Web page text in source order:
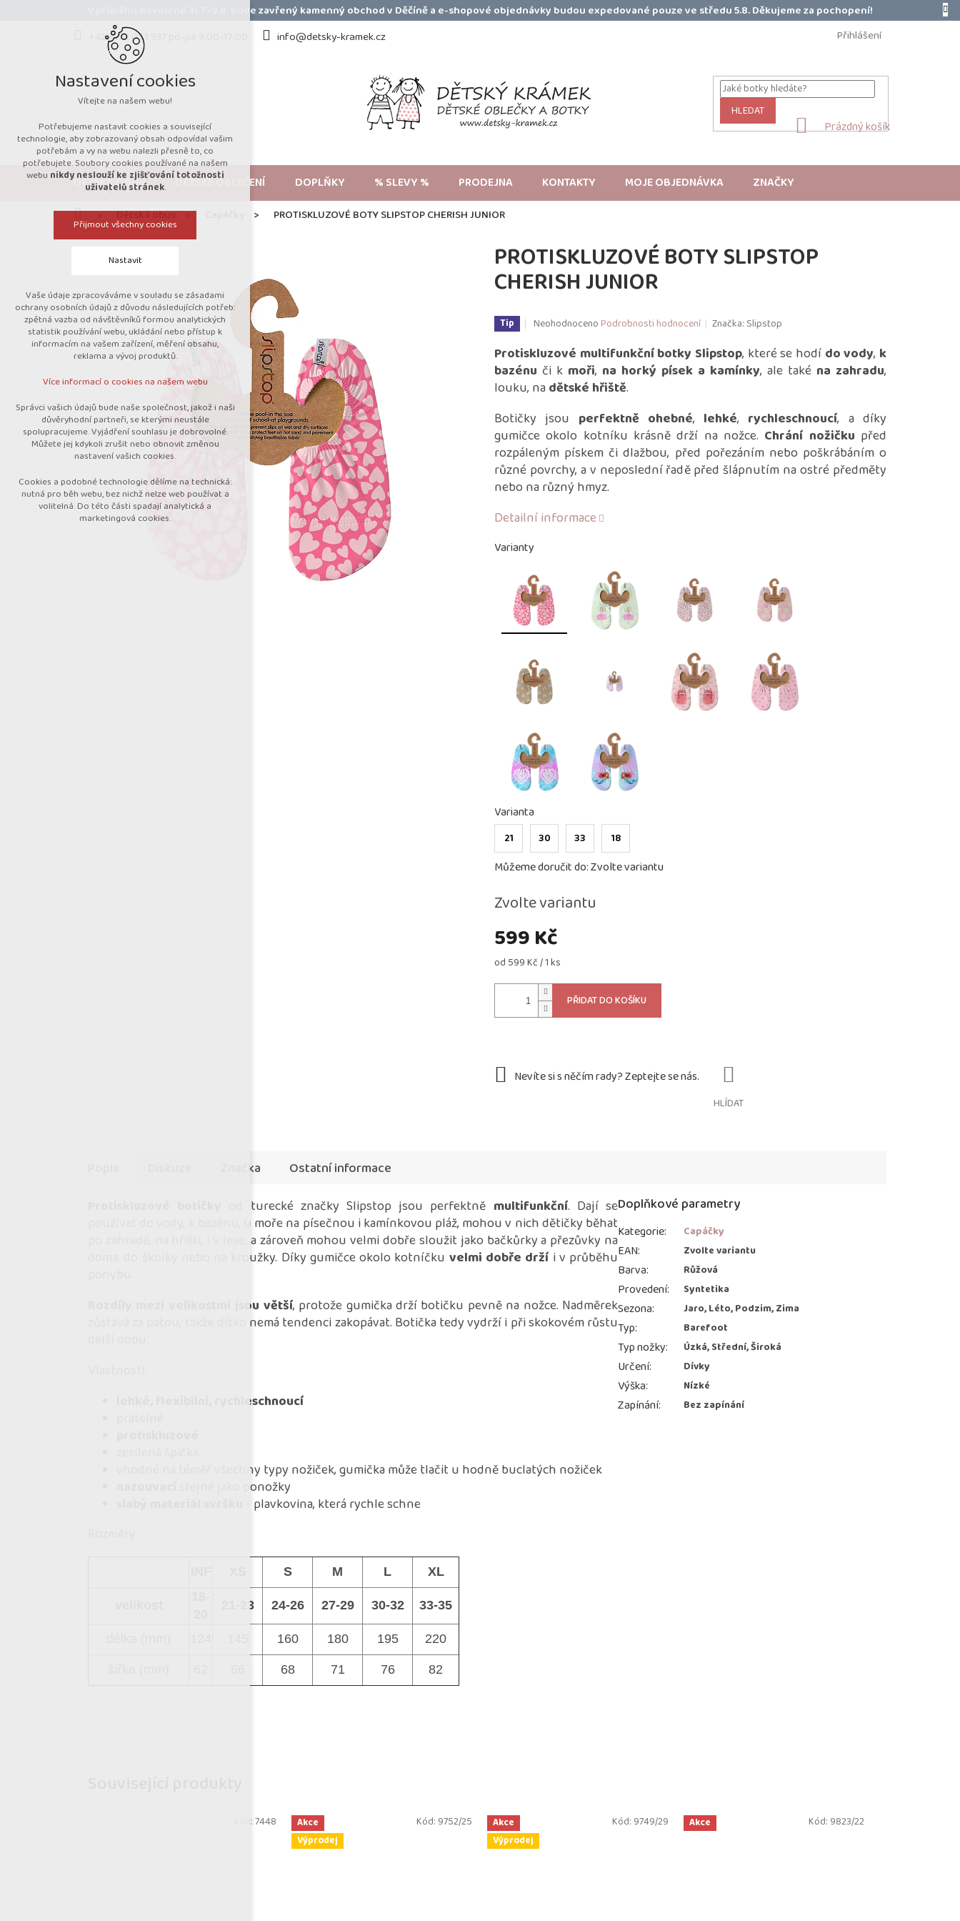
V průběhu dovolené 31.7.-9.8. bude zavřený kamenný obchod v Děčíně a e-shopové objednávky budou expedované pouze ve středu 5.8. Děkujeme za pochopení!
+420 723 053 937 po-pá 9:00-17:00
info@detsky-kramek.cz Přihlášení
HLEDAT
NÁKUPNÍ
Prázdný košík
DĚTSKÁ OBUV DĚTSKÉ OBLEČENÍ DOPLŇKY % SLEVY % PRODEJNA KONTAKTY MOJE OBJEDNÁVKA ZNAČKY
DomůDětská obuv PROTISKLUZOVÉ BOTY SLIPSTOP CHERISH JUNIOR
PROTISKLUZOVÉ BOTY SLIPSTOP
CHERISH JUNIOR
Tip
Průměrné
produktu
0,0
z
hvězdiček.
NeohodnocenoPodrobnosti hodnocení Značka: Slipstop
599 Kč
Měrná
od 599 Kč / 1 ks
Zvolte variantu
Varianty
Varianta
21 30 33 18
Můžeme doručit do:Zvolte variantu
PŘIDAT DO KOŠÍKU
Protiskluzové multifunkční botky Slipstop, které se hodí do vody, k
bazénu či k moři, na horký písek a kamínky, ale také na zahradu,
louku, nadětské hřiště.
Botičky jsou perfektně ohebné, lehké, rychleschnoucí, a díky
gumičce okolo kotníku krásně drží na nožce. Chrání nožičku před
rozpáleným pískem či dlažbou, před pořezáním nebo poškrábáním o
různé povrchy, a v neposlední řadě před šlápnutím na ostré předměty
nebo na různý hmyz.
Detailní informace
HLÍDAT
Kód:7448
Akce
Výprodej
Kód: 9752/25
Akce
Výprodej
Kód: 9749/29 Akce Kód: 9823/22
Značka
Ostatní informace
od turecké značky Slipstop jsou perfektně multifunkční. Dají se
používat do vody, k bazénu, u moře na písečnou i kamínkovou pláž, mohou v nich dětičky běhat
po zahradě, na hřišti, i v lese, a zároveň mohou velmi dobře sloužit jako bačkůrky a přezůvky na
doma, do školky nebo na kroužky. Díky gumičce okolo kotníčku velmi dobře drží i v průběhu
Rozdíly mezi velikostmi jsou větší, protože gumička drží botičku pevně na nožce. Nadměrek
zůstává za patou, takže dítko nemá tendenci zakopávat. Botička tedy vydrží i při skokovém růstu
lehké, flexibilní, rychleschnoucí
vhodné na téměř všechny typy nožiček, gumička může tlačit u hodně buclatých nožiček
stejně jako ponožky
- plavkovina, která rychle schne
S M L XL
21-23 24-26 27-29 30-32 33-35
160 180 195 220
68 71 76 82
Doplňkové parametry
Kategorie: Capáčky
EAN: Zvolte variantu
Barva: Růžová
Provedení: Syntetika
Sezona: Jaro, Léto, Podzim, Zima
Typ: Barefoot
Typ nožky: Úzká, Střední, Široká
Určení: Dívky
Výška: Nízké
Zapínání: Bez zapínání
Nastavení cookies
Vítejte na našem webu!
Potřebujeme nastavit cookies a související
technologie, aby zobrazovaný obsah odpovídal vašim
potřebám a vy na webu nalezli přesně to, co
potřebujete. Soubory cookies používané na našem
webu nikdy neslouží ke zjišťování totožnosti
uživatelů stránek.
Přijmout všechny cookies
Nastavit
Technická cookies
nutná pro provozování webu
udržení kontextu stránek (session):
případná přihlášení, volby jazyka, apod.
návštěvnosti
marketingová cookies (Google)
Více informací o cookies na našem webu
Přijmout všechny cookies
Odmítnout vše
Vaše údaje zpracováváme v souladu se zásadami
ochrany osobních údajů z důvodu následujících potřeb:
zpětná vazba od návštěvníků formou analytických
statistik používání webu, ukládání nebo přístup k
informacím na vašem zařízení, měření obsahu,
reklama a vývoj produktů.
Více informací o cookies na našem webu
Správci vašich údajů bude naše společnost, jakož i naši
důvěryhodní partneři, se kterými neustále
spolupracujeme. Vyjádření souhlasu je dobrovolné.
Můžete jej kdykoli zrušit nebo obnovit změnou
nastavení vašich cookies.
Cookies a podobné technologie dělíme na technická:
nutná pro běh webu, bez nichž nelze web používat a
volitelná. Do této části spadají analytická a
marketingová cookies.